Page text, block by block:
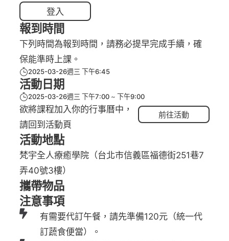
登入
報到時間
下列時間為報到時間，請務必提早完成手續，確
保能準時上課。
2025-03-26週三 下午6:45
活動日期
2025-03-26週三 下午7:00 下午9:00
欲將課程加入你的行事曆中，
請回到活動頁
前往活動
活動地點
梵宇全人療癒學院（台北市信義區福德街251巷7
弄40號3樓）
攜帶物品
注意事項
有需要代訂午餐，請先準備120元（統一代
訂蔬食便當）。